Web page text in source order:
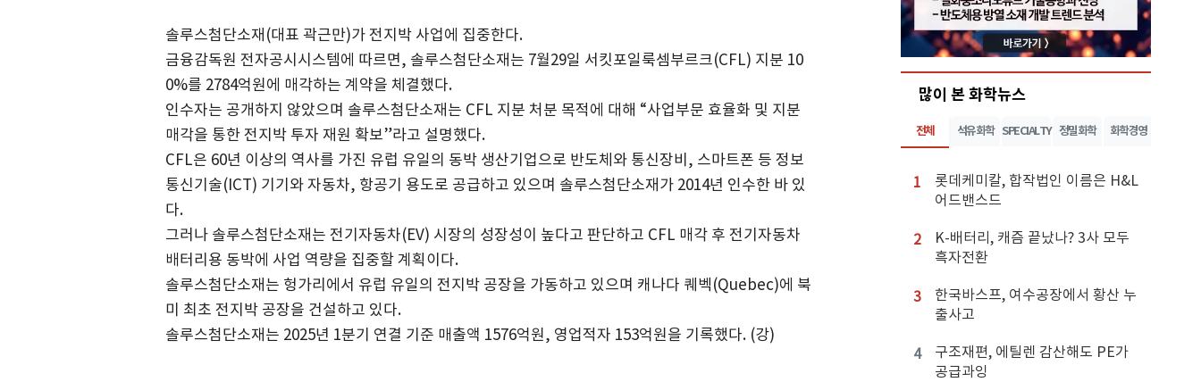
솔루스첨단소재(대표 곽근만)가 전지박 사업에 집중한다.
금융감독원 전자공시시스템에 따르면, 솔루스첨단소재는 7월29일 서킷포일룩셈부르크(CFL) 지분 10
0%를 2784억원에 매각하는 계약을 체결했다.
인수자는 공개하지 않았으며 솔루스첨단소재는 CFL 지분 처분 목적에 대해 “사업부문 효율화 및 지분
매각을 통한 전지박 투자 재원 확보”라고 설명했다.
CFL은 60년 이상의 역사를 가진 유럽 유일의 동박 생산기업으로 반도체와 통신장비, 스마트폰 등 정보
통신기술(ICT) 기기와 자동차, 항공기 용도로 공급하고 있으며 솔루스첨단소재가 2014년 인수한 바 있
다.
그러나 솔루스첨단소재는 전기자동차(EV) 시장의 성장성이 높다고 판단하고 CFL 매각 후 전기자동차
배터리용 동박에 사업 역량을 집중할 계획이다.
솔루스첨단소재는 헝가리에서 유럽 유일의 전지박 공장을 가동하고 있으며 캐나다 퀘벡(Quebec)에 북
미 최초 전지박 공장을 건설하고 있다.
솔루스첨단소재는 2025년 1분기 연결 기준 매출액 1576억원, 영업적자 153억원을 기록했다. (강)
많이 본 화학뉴스
전체 석유화학 SPECIALTY 정밀화학 화학경영
1
롯데케미칼, 합작법인 이름은 H&L
어드밴스드
2
K-배터리, 캐즘 끝났나? 3사 모두
흑자전환
3
한국바스프, 여수공장에서 황산 누
출사고
4
구조재편, 에틸렌 감산해도 PE가
공급과잉